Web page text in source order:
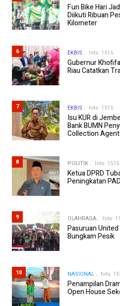
Fun Bike Hari
Diikuti Ribuan
Kilometer
6 EKBIS hits: 1515
Gubernur
Riau Catatkan
7 EKBIS hits: 1515
Isu KUR di
Bank BUMN
Collection Agent
8 POLITIK hits: 1515
Ketua DPRD
Peningkatan
9 OLAHRAGA hits:
Pasuruan
Bungkam Pesik
10 NASIONAL hits:
Penampilan
Open House